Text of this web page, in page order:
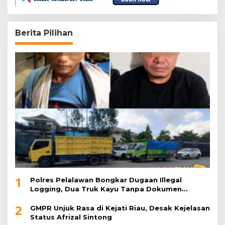
Berita Pilihan
1
Polres Pelalawan Bongkar Dugaan Illegal
Logging, Dua Truk Kayu Tanpa Dokumen
2
GMPR Unjuk Rasa di Kejati Riau, Desak Kejelasan
Status Afrizal Sintong